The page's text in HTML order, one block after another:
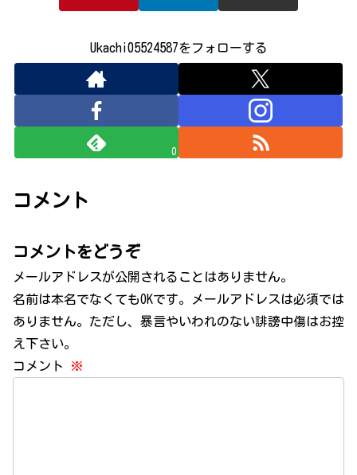
Ukachi05524587をフォローする
0
コメント
コメントをどうぞ
メールアドレスが公開されることはありません。
名前は本名でなくてもOKです。メールアドレスは必須では
ありません。ただし、暴言やいわれのない誹謗中傷はお控
え下さい。
コメント
※